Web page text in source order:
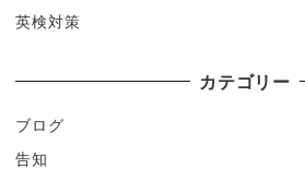
英検対策
カテゴリー
ブログ
告知